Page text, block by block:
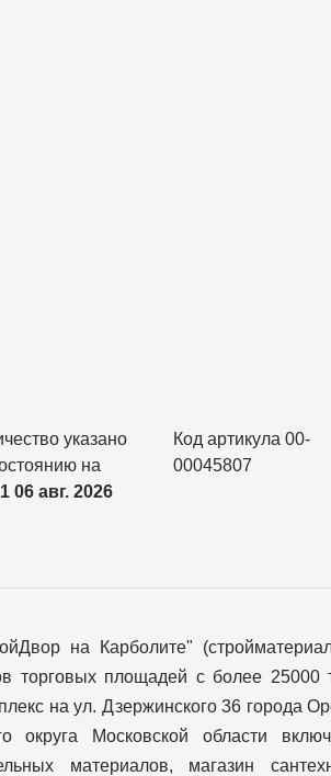
указано
на
06 авг. 2026
Код артикула 00-
00045807
на Карболите"
торговых площадей с более 25000
на ул. Дзержинского 36 города
округа Московской области
материалов, магазин